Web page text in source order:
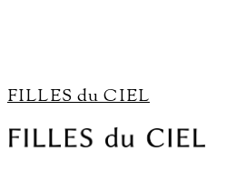
FILLES du CIEL